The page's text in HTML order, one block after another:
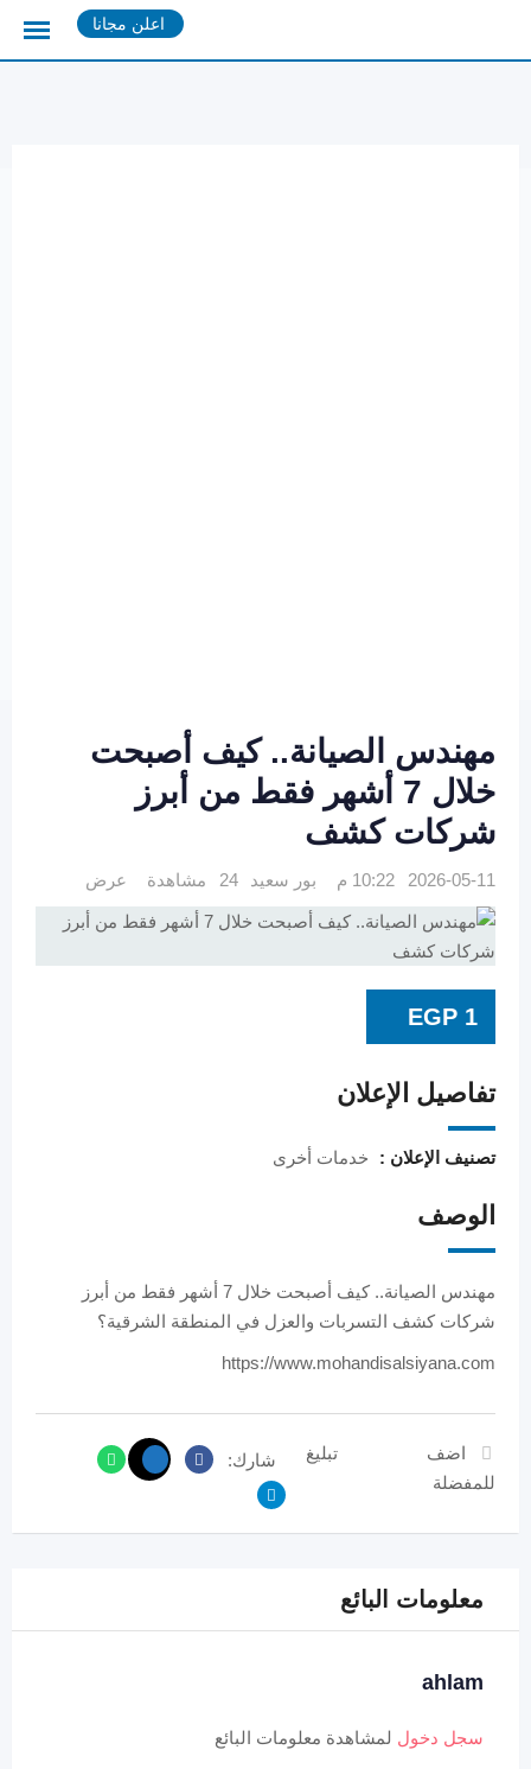
اعلن مجانا
مهندس الصيانة.. كيف أصبحت
خلال 7 أشهر فقط من أبرز
شركات كشف
2026-05-11 10:22 م بور سعيد 24 مشاهدة عرض
EGP 1
تفاصيل الإعلان
تصنيف الإعلان : خدمات أخرى
الوصف
مهندس الصيانة.. كيف أصبحت خلال 7 أشهر فقط من أبرز
شركات كشف التسربات والعزل في المنطقة الشرقية؟
https://www.mohandisalsiyana.com
اضف
للمفضلة
تبليغ شارك:
معلومات البائع
ahlam
سجل دخول لمشاهدة معلومات البائع